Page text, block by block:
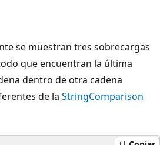
se muestran tres sobrecargas
que encuentran la última
dentro de otra cadena
de la StringComparison